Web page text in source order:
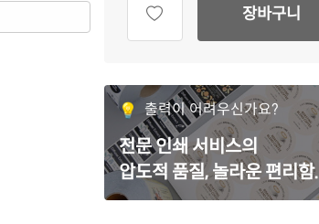
장바구니
출력이 어려우신가요?
전문 인쇄 서비스의
압도적 품질, 놀라운 편리함.